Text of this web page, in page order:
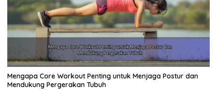
Mengapa Core Workout Penting untuk Menjaga Postur dan
Mendukung Pergerakan Tubuh